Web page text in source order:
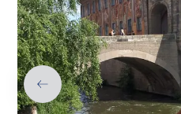
Previous slide